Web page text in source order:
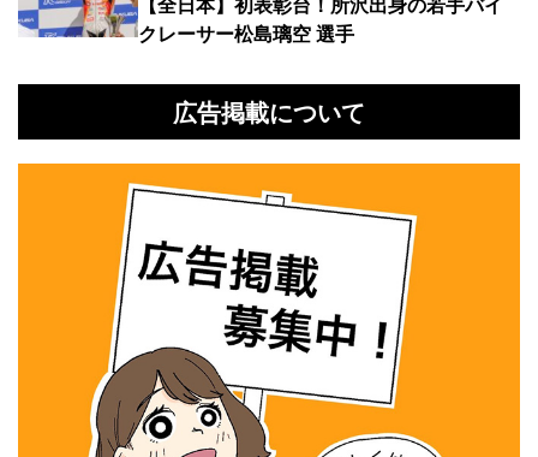
クレーサー松島璃空 選手
広告掲載について